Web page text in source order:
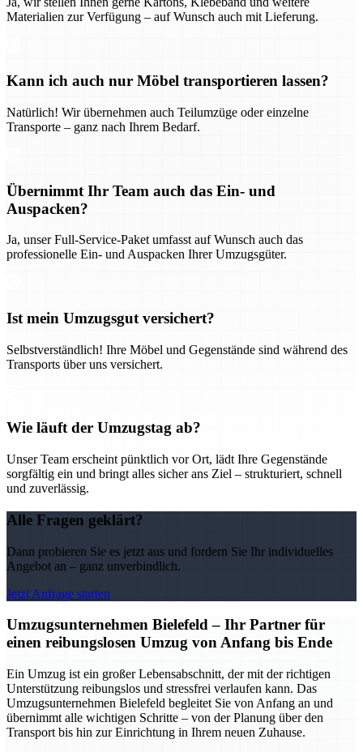
Materialien zur Verfügung – auf Wunsch auch mit Lieferung.
Kann ich auch nur Möbel transportieren lassen?
Natürlich! Wir übernehmen auch Teilumzüge oder einzelne
Transporte – ganz nach Ihrem Bedarf.
Übernimmt Ihr Team auch das Ein- und
Auspacken?
Ja, unser Full-Service-Paket umfasst auf Wunsch auch das
professionelle Ein- und Auspacken Ihrer Umzugsgüter.
Ist mein Umzugsgut versichert?
Selbstverständlich! Ihre Möbel und Gegenstände sind während des
Transports über uns versichert.
Wie läuft der Umzugstag ab?
Unser Team erscheint pünktlich vor Ort, lädt Ihre Gegenstände
sorgfältig ein und bringt alles sicher ans Ziel – strukturiert, schnell
und zuverlässig.
Alle Fragen geklärt?
Dann probieren Sie es jetzt aus und fordern Sie Ihr individuelles
Angebot an – ganz unverbindlich.
Jetzt Anfrage starten
Umzugsunternehmen Bielefeld – Ihr Partner für
einen reibungslosen Umzug von Anfang bis Ende
Ein Umzug ist ein großer Lebensabschnitt, der mit der richtigen
Unterstützung reibungslos und stressfrei verlaufen kann. Das
Umzugsunternehmen Bielefeld begleitet Sie von Anfang an und
übernimmt alle wichtigen Schritte – von der Planung über den
Transport bis hin zur Einrichtung in Ihrem neuen Zuhause.